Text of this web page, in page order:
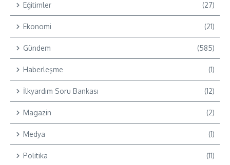
Eğitimler (27)
Ekonomi (21)
Gündem (585)
Haberleşme (1)
İlkyardım Soru Bankası (12)
Magazin (2)
Medya (1)
Politika (11)